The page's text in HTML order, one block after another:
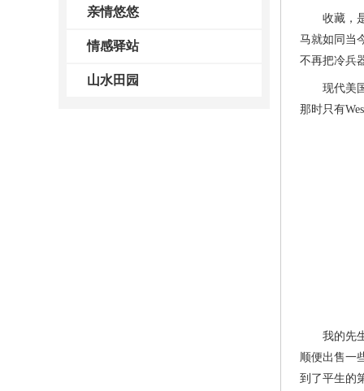
亲情悠悠
情感驿站
山水田园
收藏，是
马就如同当
不再把冷兵
现代美国
那时只有
我的先生
顺便出售一
到了平生的